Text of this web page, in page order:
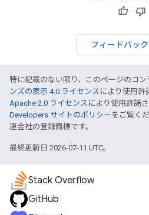
フィードバッ
特に記載のない限り、このページのコン
ンズの表示 4.0 ライセンス により使用許
Apache 2.0 ライセンス により使用許諾
Developers サイトのポリシー をご覧く
連会社の登録商標です。
最終更新日 2026-07-11 UTC。
Stack Overflow
GitHub